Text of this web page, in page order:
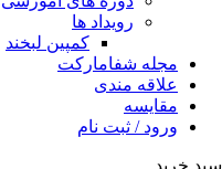
رویداد ها
کمپین لبخند
مجله شفامارکت
علاقه مندی
مقایسه
ورود / ثبت نام
سبد خرید